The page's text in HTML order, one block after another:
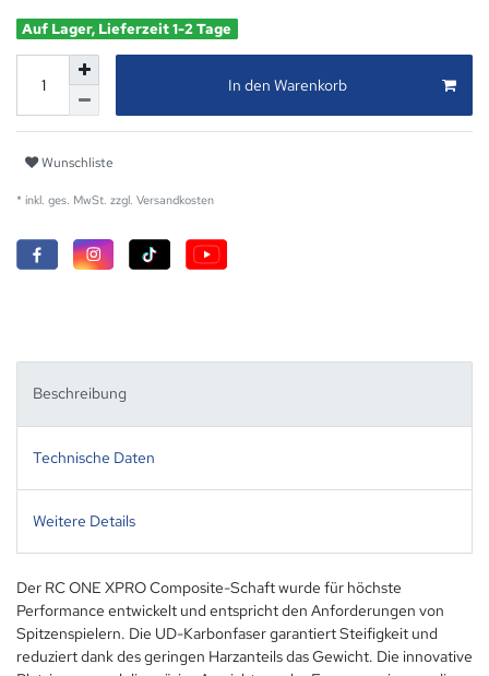
Auf Lager, Lieferzeit 1-2 Tage
In den Warenkorb
Wunschliste
* inkl. ges. MwSt. zzgl. Versandkosten
Beschreibung
Technische Daten
Weitere Details
Der RC ONE XPRO Composite-Schaft wurde für höchste
Performance entwickelt und entspricht den Anforderungen von
Spitzenspielern. Die UD-Karbonfaser garantiert Steifigkeit und
reduziert dank des geringen Harzanteils das Gewicht. Die innovative